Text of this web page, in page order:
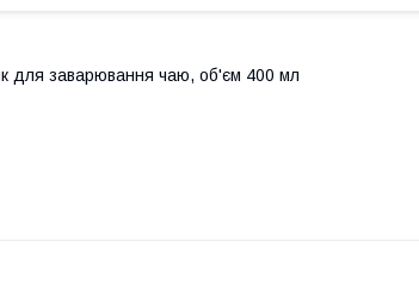
для заварювання чаю, об'єм 400 мл